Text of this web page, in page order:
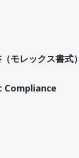
モレックス書式）